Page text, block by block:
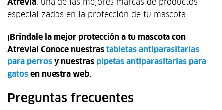
Atrevia, una de las mejores marcas de productos
especializados en la protección de tu mascota.
¡Brindale la mejor protección a tu mascota con
Atrevia! Conoce nuestras tabletas antiparasitarias
para perros y nuestras pipetas antiparasitarias para
gatos en nuestra web.
Preguntas frecuentes